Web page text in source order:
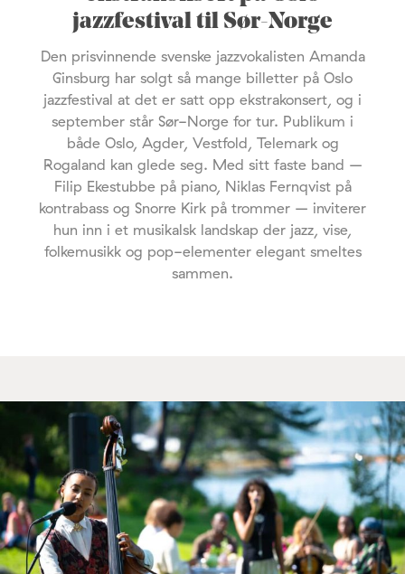
jazzfestival til Sør-Norge
Den prisvinnende svenske jazzvokalisten Amanda
Ginsburg har solgt så mange billetter på Oslo
jazzfestival at det er satt opp ekstrakonsert, og i
september står Sør-Norge for tur. Publikum i
både Oslo, Agder, Vestfold, Telemark og
Rogaland kan glede seg. Med sitt faste band –
Filip Ekestubbe på piano, Niklas Fernqvist på
kontrabass og Snorre Kirk på trommer – inviterer
hun inn i et musikalsk landskap der jazz, vise,
folkemusikk og pop-elementer elegant smeltes
sammen.